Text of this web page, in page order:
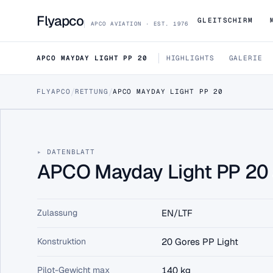
Flyapco APCO AVIATION · EST. 1976 GLEITSCHIRM
APCO MAYDAY LIGHT PP 20 HIGHLIGHTS GALERIE
DATA SHEET · MAYDAY-LIGHT-PP-20
APCO
Mayday Light PP 20 ist die Light-Variante
FLYAPCO /RETTUNG /APCO MAYDAY LIGHT PP 20
DATENBLATT
APCO Mayday Light PP
Zulassung EN/LTF
Konstruktion 20 Gores PP Light
Pilot-Gewicht max 140 kg